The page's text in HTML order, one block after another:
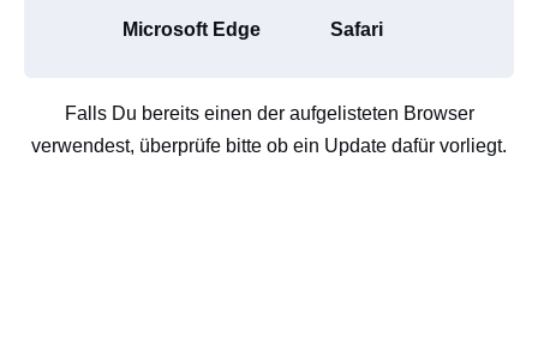
Microsoft Edge Safari
Falls Du bereits einen der aufgelisteten Browser
verwendest, überprüfe bitte ob ein Update dafür vorliegt.